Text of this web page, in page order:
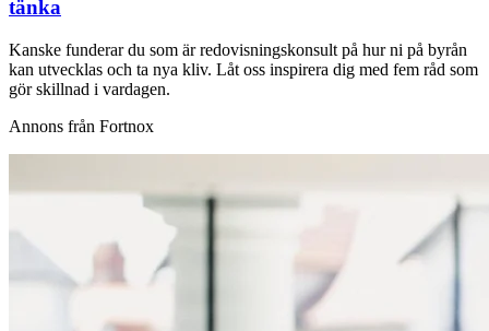
tänka
Kanske funderar du som är redovisningskonsult på hur ni på byrån
kan utvecklas och ta nya kliv. Låt oss inspirera dig med fem råd som
gör skillnad i vardagen.
Annons från Fortnox